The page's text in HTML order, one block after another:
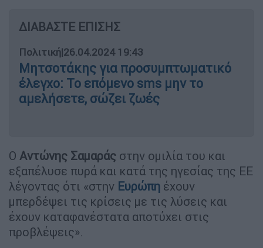
ΔΙΑΒΑΣΤΕ ΕΠΙΣΗΣ
Πολιτική|26.04.2024 19:43
Μητσοτάκης για προσυμπτωματικό
έλεγχο: Το επόμενο sms μην το
αμελήσετε, σώζει ζωές
Ο Αντώνης Σαμαράς στην ομιλία του και
εξαπέλυσε πυρά και κατά της ηγεσίας της ΕΕ
λέγοντας ότι «στην Ευρώπη έχουν
μπερδέψει τις κρίσεις με τις λύσεις και
έχουν καταφανέστατα αποτύχει στις
προβλέψεις».